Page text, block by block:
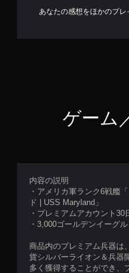
あなたの感想をほかのプレ
ゲーム
内容の説明
・アメリカ軍ランク6戦艦
ド | USS Maryland」
・プレミアムアカウント30
・3,000ゴールデンイーグル
商品内のプレミアム兵器は
貨シルバーライオン＆兵器
多く獲得することができ、